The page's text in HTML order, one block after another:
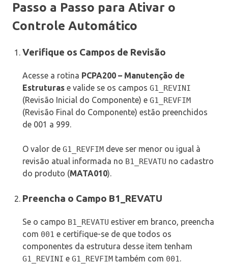
Passo a Passo para Ativar o
Controle Automático
Verifique os Campos de Revisão
Acesse a rotina PCPA200 – Manutenção de
Estruturas e valide se os campos G1_REVINI
(Revisão Inicial do Componente) e G1_REVFIM
(Revisão Final do Componente) estão preenchidos
de 001 a 999.
O valor de G1_REVFIM deve ser menor ou igual à
revisão atual informada no B1_REVATU no cadastro
do produto (MATA010).
Preencha o Campo B1_REVATU
Se o campo B1_REVATU estiver em branco, preencha
com 001 e certifique-se de que todos os
componentes da estrutura desse item tenham
G1_REVINI e G1_REVFIM também com 001.